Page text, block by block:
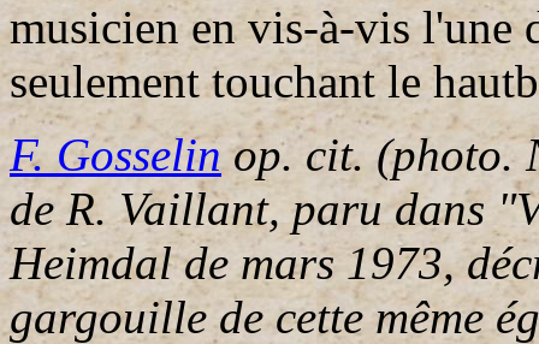
musicien en vis-à-vis l'une
seulement touchant le
F. Gosselinop. cit. (photo.
de R. Vaillant, paru dans
Heimdal de mars 1973,
gargouille de cette même